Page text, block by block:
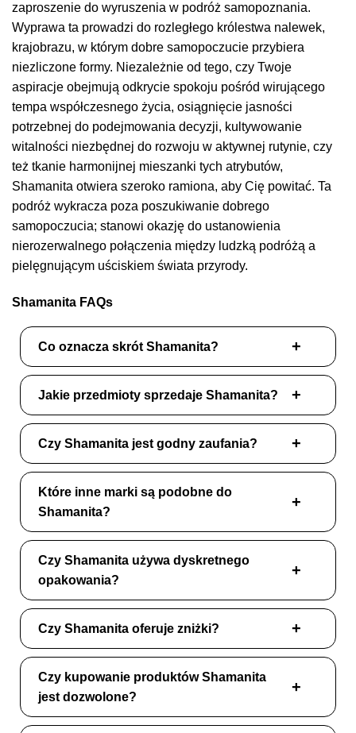
zaproszenie do wyruszenia w podróż samopoznania.
Wyprawa ta prowadzi do rozległego królestwa nalewek,
krajobrazu, w którym dobre samopoczucie przybiera
niezliczone formy. Niezależnie od tego, czy Twoje
aspiracje obejmują odkrycie spokoju pośród wirującego
tempa współczesnego życia, osiągnięcie jasności
potrzebnej do podejmowania decyzji, kultywowanie
witalności niezbędnej do rozwoju w aktywnej rutynie, czy
też tkanie harmonijnej mieszanki tych atrybutów,
Shamanita otwiera szeroko ramiona, aby Cię powitać. Ta
podróż wykracza poza poszukiwanie dobrego
samopoczucia; stanowi okazję do ustanowienia
nierozerwalnego połączenia między ludzką podróżą a
pielęgnującym uściskiem świata przyrody.
Shamanita FAQs
Co oznacza skrót Shamanita?
Jakie przedmioty sprzedaje Shamanita?
Czy Shamanita jest godny zaufania?
Które inne marki są podobne do
Shamanita?
Czy Shamanita używa dyskretnego
opakowania?
Czy Shamanita oferuje zniżki?
Czy kupowanie produktów Shamanita
jest dozwolone?